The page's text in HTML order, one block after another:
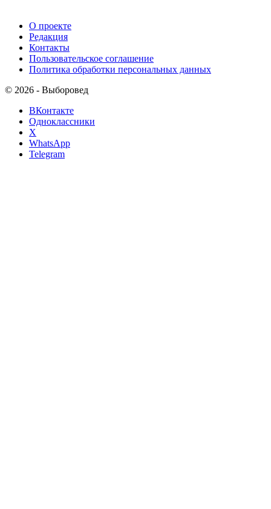
О проекте
Редакция
Контакты
Пользовательское соглашение
Политика обработки персональных данных
© 2026 - Выборовед
ВКонтакте
Одноклассники
X
WhatsApp
Telegram